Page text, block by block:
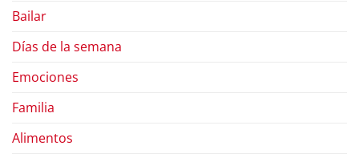
Bailar
Días de la semana
Emociones
Familia
Alimentos